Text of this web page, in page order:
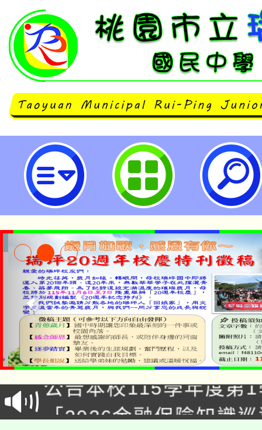
國立臺灣師範大學特殊教育學系於
辦理「雙重特殊需求學生鑑定與發
政人員宣導研習(家長場)」研習。-
民中學
淨零綠領人才培育課程
公告本校115學年度第
代理(課)教師甄選結果(
「2026金融保險知識